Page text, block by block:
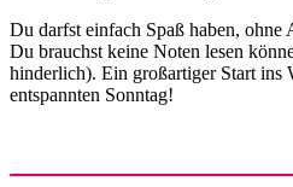
Du darfst einfach Spaß haben, ohne
Du brauchst keine Noten lesen
hinderlich). Ein großartiger Start ins
entspannten Sonntag!